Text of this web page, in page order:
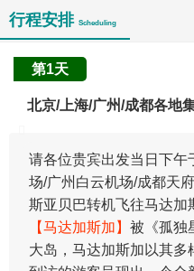
行程安排 Scheduling
第1天
北京/上海/广州/成都各
请各位贵宾出发当日下午
场/广州白云机场/成都天
斯亚贝巴转机飞往马达加
【马达加斯加】 被《孤独
大岛，马达加斯加以其多